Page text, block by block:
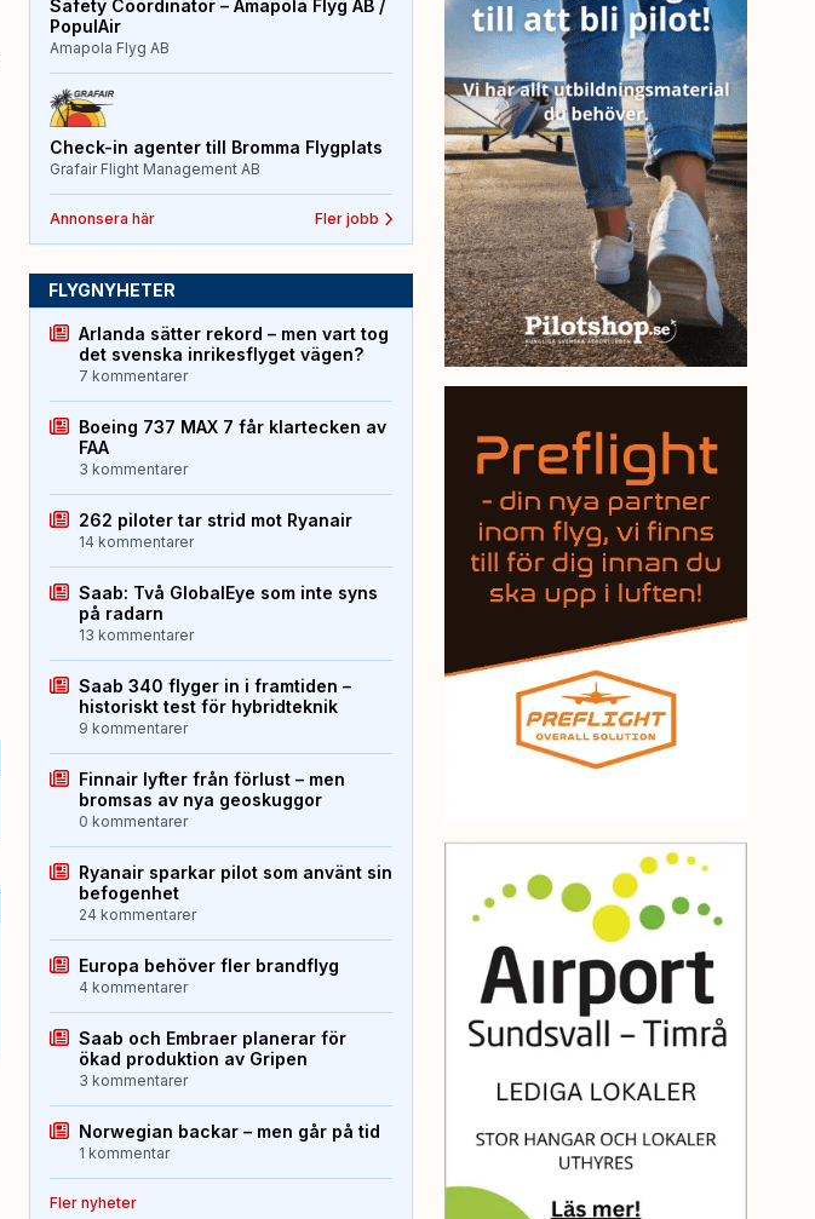
Safety Coordinator – Amapola Flyg AB /
PopulAir
Amapola Flyg AB
Check-in agenter till Bromma Flygplats
Grafair Flight Management AB
Annonsera här Fler jobb
FLYGNYHETER
Arlanda sätter rekord – men vart tog
det svenska inrikesflyget vägen?
7 kommentarer
Boeing 737 MAX 7 får klartecken av
FAA
3 kommentarer
262 piloter tar strid mot Ryanair
14 kommentarer
Saab: Två GlobalEye som inte syns
på radarn
13 kommentarer
Saab 340 flyger in i framtiden –
historiskt test för hybridteknik
9 kommentarer
Finnair lyfter från förlust – men
bromsas av nya geoskuggor
0 kommentarer
Ryanair sparkar pilot som använt sin
befogenhet
24 kommentarer
Europa behöver fler brandflyg
4 kommentarer
Saab och Embraer planerar för
ökad produktion av Gripen
3 kommentarer
Norwegian backar – men går på tid
1 kommentar
Fler nyheter